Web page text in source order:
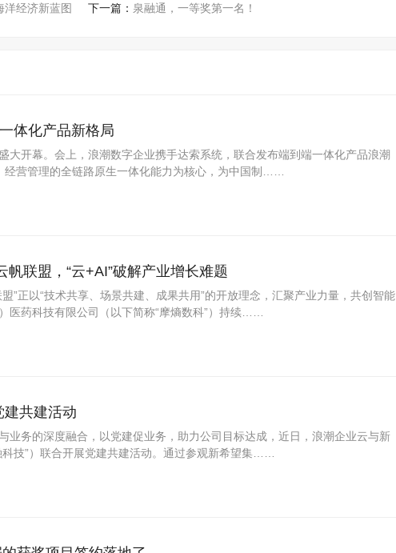
洋经济新蓝图 下一篇： 泉融通，一等奖第一名！
体化产品新格局
大开幕。会上，浪潮数字企业携手达索系统，联合发布端到端一体化产品浪潮
营管理的全链路原生一体化能力为核心，为中国制……
联盟，“云+AI”破解产业增长难题
”正以“技术共享、场景共建、成果共用”的开放理念，汇聚产业力量，共创智能
医药科技有限公司（以下简称“摩熵数科”）持续……
共建活动
业务的深度融合，以党建促业务，助力公司目标达成，近日，浪潮企业云与新
技”）联合开展党建共建活动。通过参观新希望集……